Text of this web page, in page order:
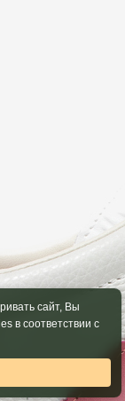
сайт, Вы
в соответствии с